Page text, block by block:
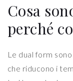
Cosa
perché
Le dual form
che riducono i